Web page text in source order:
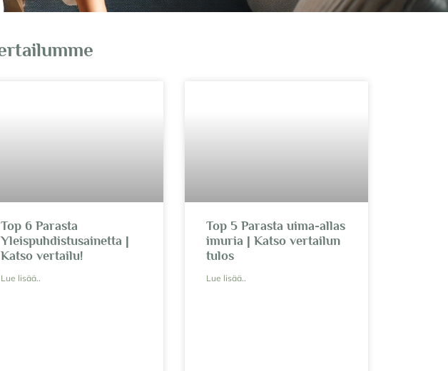
Top 6 Parasta
Yleispuhdistusainetta |
Katso vertailu!
Lue lisää..
Top 5 Parasta uima-allas
imuria | Katso vertailun
tulos
Lue lisää..